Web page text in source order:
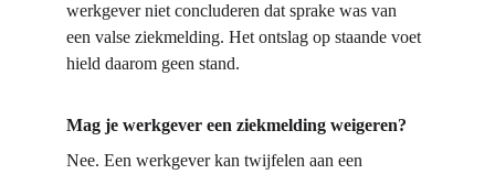
werkgever niet concluderen dat sprake was van
een valse ziekmelding. Het ontslag op staande voet
hield daarom geen stand.
Mag je werkgever een ziekmelding weigeren?
Nee. Een werkgever kan twijfelen aan een